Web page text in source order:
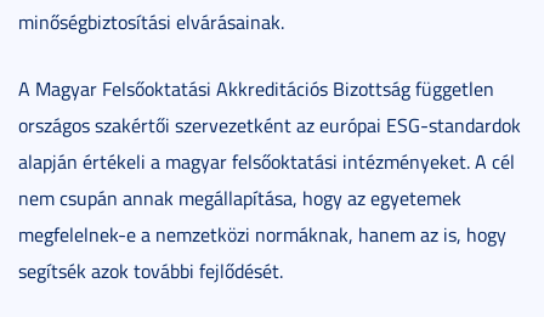
minőségbiztosítási elvárásainak.
A Magyar Felsőoktatási Akkreditációs Bizottság független
országos szakértői szervezetként az európai ESG-standardok
alapján értékeli a magyar felsőoktatási intézményeket. A cél
nem csupán annak megállapítása, hogy az egyetemek
megfelelnek-e a nemzetközi normáknak, hanem az is, hogy
segítsék azok további fejlődését.